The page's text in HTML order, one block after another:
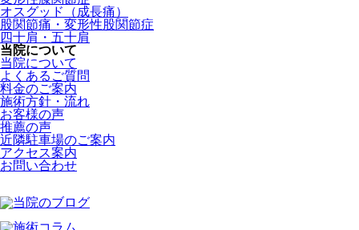
オスグッド（成長痛）
股関節痛・変形性股関節症
四十肩・五十肩
当院について
当院について
よくあるご質問
料金のご案内
施術方針・流れ
お客様の声
推薦の声
近隣駐車場のご案内
アクセス案内
お問い合わせ